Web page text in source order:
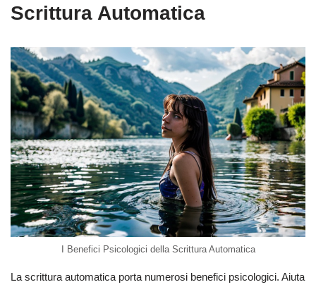
Scrittura Automatica
I Benefici Psicologici della Scrittura Automatica
La scrittura automatica porta numerosi benefici psicologici. Aiuta